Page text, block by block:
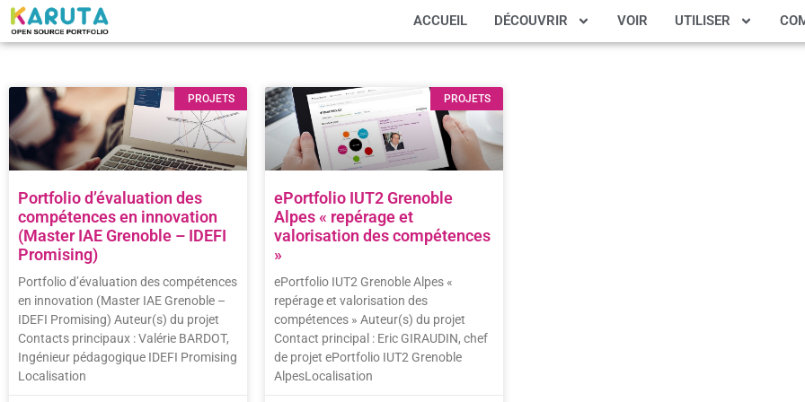
ACCUEIL DÉCOUVRIR VOIR UTILISER
PROJETS
Portfolio d’évaluation des
compétences en innovation
(Master IAE Grenoble – IDEFI
Promising)
Portfolio d’évaluation des compétences
en innovation (Master IAE Grenoble –
IDEFI Promising) Auteur(s) du projet
Contacts principaux : Valérie BARDOT,
Ingénieur pédagogique IDEFI Promising
Localisation
PROJETS
ePortfolio IUT2 Grenoble
Alpes « repérage et
valorisation des compétences
»
ePortfolio IUT2 Grenoble Alpes «
repérage et valorisation des
compétences » Auteur(s) du projet
Contact principal : Eric GIRAUDIN, chef
de projet ePortfolio IUT2 Grenoble
AlpesLocalisation